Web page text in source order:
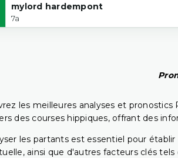
mylord hardempont
7a
les meilleures analyses et
des courses hippiques, offrant des
les partants est essentiel pour
ainsi que d'autres facteurs clés